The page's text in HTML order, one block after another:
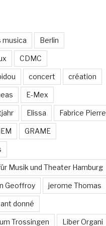
musica Berlin
CDMC
concert création
E-Mex
Elissa Fabrice Pierre
GRAME
Musik und Theater Hamburg
Geoffroy jerome Thomas
donné
Trossingen Liber Organi